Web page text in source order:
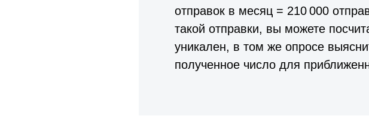
отправок в месяц = 210 000
такой отправки, вы можете
уникален, в том же опросе
полученное число для